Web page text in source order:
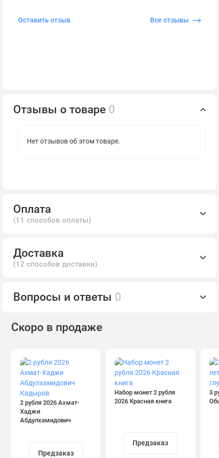
Оставить отзыв Все отзывы
Отзывы о товаре 0
Нет отзывов об этом товаре.
Оплата
(11 способов оплаты)
Доставка
(12 способов доставки)
Вопросы и ответы 0
Скоро в продаже
2 рубля 2026 Ахмат-
Хаджи
Абдулхамидович
Предзаказ
Набор монет 2 рубля
2026 Красная книга
Предзаказ
3